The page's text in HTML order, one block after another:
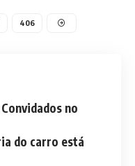
406
no
do carro está